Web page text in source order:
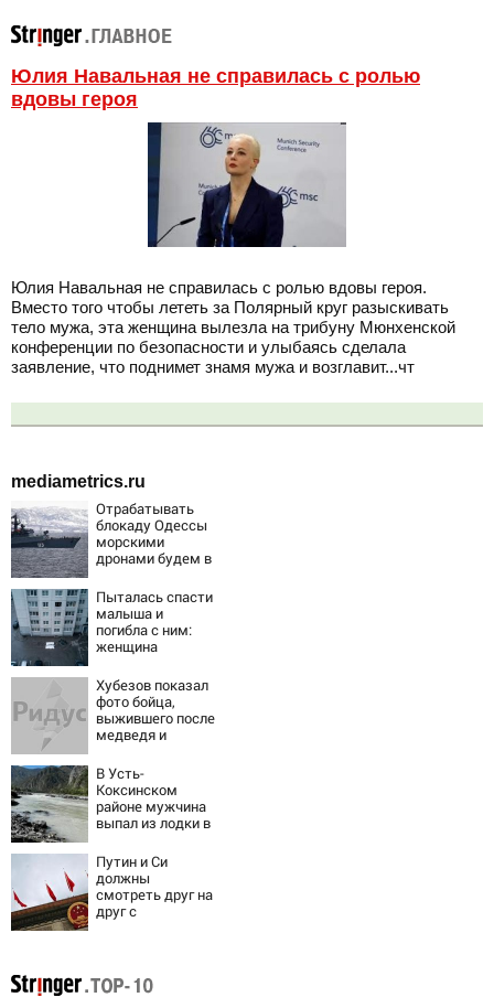
Юлия Навальная не справилась с ролью
вдовы героя
Юлия Навальная не справилась с ролью вдовы героя.
Вместо того чтобы лететь за Полярный круг разыскивать
тело мужа, эта женщина вылезла на трибуну Мюнхенской
конференции по безопасности и улыбаясь сделала
заявление, что поднимет знамя мужа и возглавит...чт
mediametrics.ru
Отрабатывать
блокаду Одессы
морскими
дронами будем в
дальше
забраться
адмиралы не
пробовали?
Пыталась спасти
малыша и
погибла с ним:
женщина
насмерть на
глазах у детей
06/08/2026 –
Новости
Хубезов показал
фото бойца,
выжившего после
медведя и
В Усть-
Коксинском
районе мужчина
выпал из лодки в
Путин и Си
должны
смотреть друг на
друг с
своим
дипломатам